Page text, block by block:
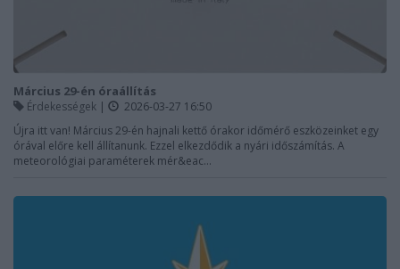
Március 29-én óraállítás
Érdekességek |
2026-03-27 16:50
Újra itt van! Március 29-én hajnali kettő órakor időmérő eszközeinket egy
órával előre kell állítanunk. Ezzel elkezdődik a nyári időszámítás. A
meteorológiai paraméterek mér&eac...